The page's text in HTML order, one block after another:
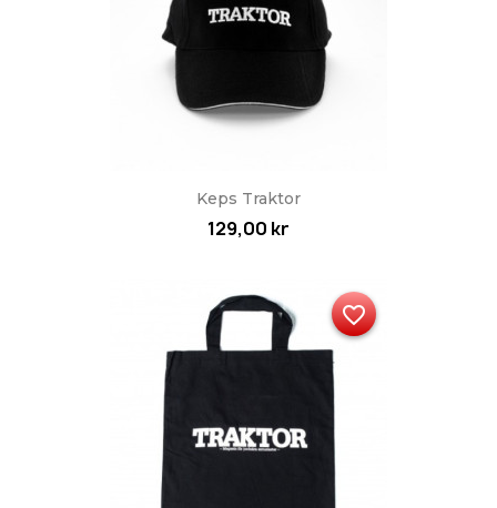
Keps Traktor
129,00 kr
favorite_border